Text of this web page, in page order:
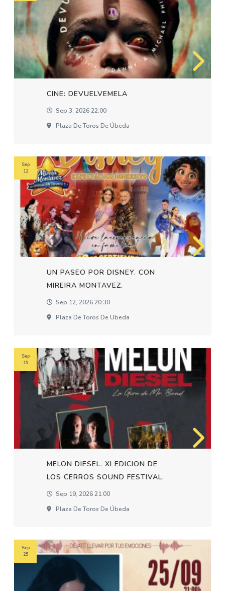
CINE: DEVUELVEMELA
Sep 3, 2026 22:00
Plaza De Toros De Úbeda
UN PASEO POR DISNEY. CON
MIREIRA MONTAVEZ.
Sep 12, 2026 20:30
Plaza De Toros De Ubeda
Sep
12
MELON DIESEL. XI EDICION DE
LOS CERROS SOUND FESTIVAL.
Sep 19, 2026 21:00
Plaza De Toros De Úbeda
Sep
19
Sep
25